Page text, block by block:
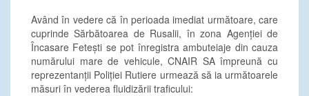
Având în vedere că în perioada imediat următoare, care
cuprinde Sărbătoarea de Rusalii, în zona Agenției de
Încasare Fetești se pot înregistra ambuteiaje din cauza
numărului mare de vehicule, CNAIR SA împreună cu
reprezentanții Poliției Rutiere urmează să ia următoarele
măsuri în vederea fluidizării traficului: